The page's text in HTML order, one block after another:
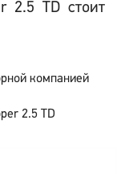
2.5 TD стоит
компанией
2.5 TD